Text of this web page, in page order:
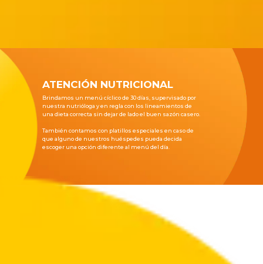
Brindamos un menú cíclico de 30 días, supervisado por
nuestra nutrióloga y en regla con los lineamientos de
una dieta correcta sin dejar de lado el buen sazón casero.
También contamos con platillos especiales en caso de
que alguno de nuestros huéspedes pueda decida
escoger una opción diferente al menú del día.
ATENCIÓN NUTRICIONAL